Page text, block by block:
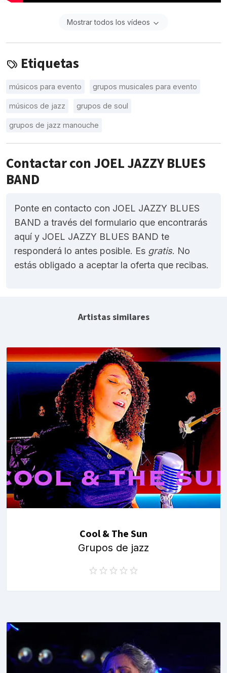
Mostrar todos los vídeos
Etiquetas
músicos para evento grupos musicales para evento
músicos de jazz grupos de soul
grupos de jazz manouche
Contactar con JOEL JAZZY BLUES
BAND
Ponte en contacto con JOEL JAZZY BLUES
BAND a través del formulario que encontrarás
aquí y JOEL JAZZY BLUES BAND te
responderá lo antes posible. Es gratis. No
estás obligado a aceptar la oferta que recibas.
Artistas similares
Cool & The Sun
Grupos de jazz